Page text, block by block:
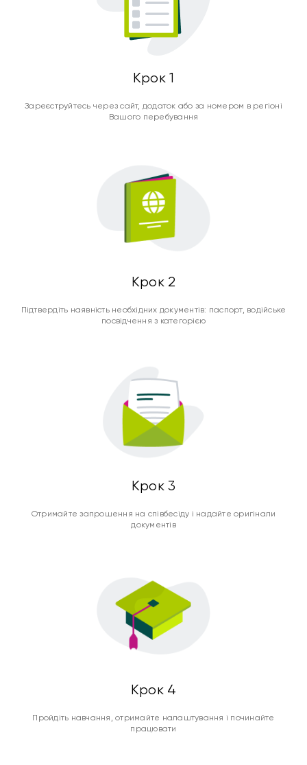
Крок 1
Зареєструйтесь через сайт, додаток або за номером в регіоні
Вашого перебування
Крок 2
Підтвердіть наявність необхідних документів: паспорт, водійське
посвідчення з категорією
Крок 3
Отримайте запрошення на співбесіду і надайте оригінали
документів
Крок 4
Пройдіть навчання, отримайте налаштування і починайте
працювати